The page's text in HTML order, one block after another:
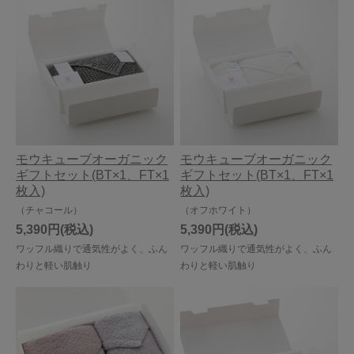
モウキューブオーガニック
ギフトセット(BT×1、FT×1
枚入)
（チャコール）
ワッフル織りで通気性がよく、ふん
わりと軽い肌触り
5,390円
モウキューブオーガニック
ギフトセット(BT×1、FT×1
枚入)
（オフホワイト）
ワッフル織りで通気性がよく、ふん
わりと軽い肌触り
5,390円